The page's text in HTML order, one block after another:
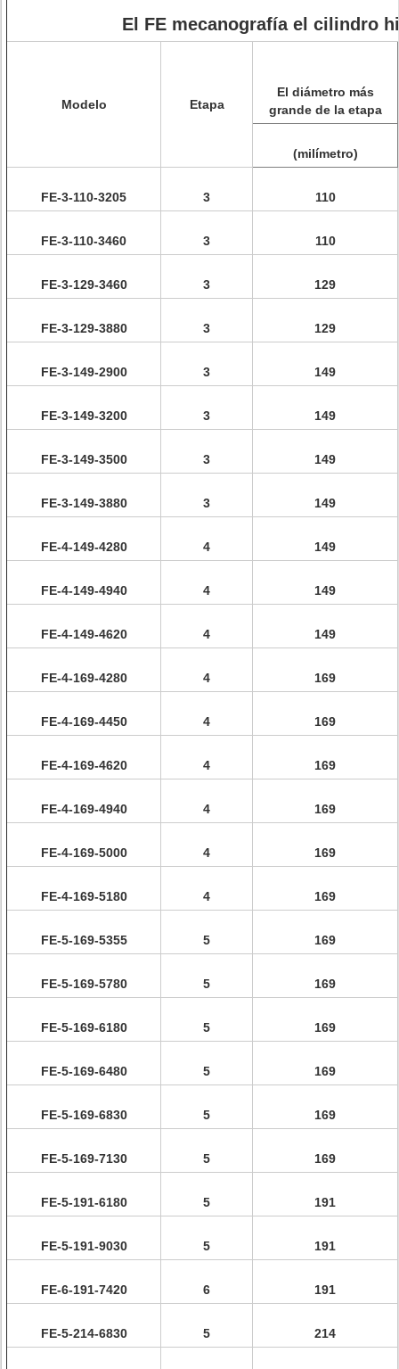
El FE mecanografía el cilindro
Modelo Etapa
El diámetro más
grande de la etapa
(milímetro)
FE-3-110-3205 3 110
FE-3-110-3460 3 110
FE-3-129-3460 3 129
FE-3-129-3880 3 129
FE-3-149-2900 3 149
FE-3-149-3200 3 149
FE-3-149-3500 3 149
FE-3-149-3880 3 149
FE-4-149-4280 4 149
FE-4-149-4940 4 149
FE-4-149-4620 4 149
FE-4-169-4280 4 169
FE-4-169-4450 4 169
FE-4-169-4620 4 169
FE-4-169-4940 4 169
FE-4-169-5000 4 169
FE-4-169-5180 4 169
FE-5-169-5355 5 169
FE-5-169-5780 5 169
FE-5-169-6180 5 169
FE-5-169-6480 5 169
FE-5-169-6830 5 169
FE-5-169-7130 5 169
FE-5-191-6180 5 191
FE-5-191-9030 5 191
FE-6-191-7420 6 191
FE-5-214-6830 5 214